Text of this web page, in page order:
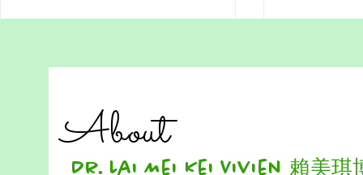
《夢想正在發芽》是一首專為在家
自學學生創作的歌曲，歌詞以希
望、勇氣與自由學習為核心，陪伴
孩子在自己的節奏中探索世界、培
藏著一片天空， 一句鼓勵
About
Dr. Lai Mei Kei Vivien 賴美琪